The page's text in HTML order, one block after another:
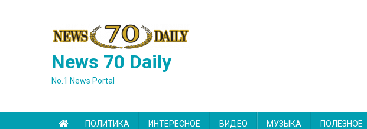
News 70 Daily
No.1 News Portal
ПОЛИТИКА ИНТЕРЕСНОЕ ВИДЕО МУЗЫКА ПОЛЕЗНОЕ